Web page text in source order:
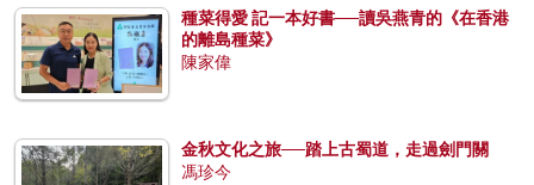
種菜得愛 記一本好書──讀吳燕青的《在香港
的離島種菜》
陳家偉
金秋文化之旅──踏上古蜀道，走過劍門關
馮珍今